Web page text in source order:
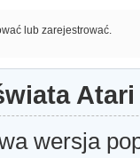
lub zarejestrować.
Atari
wersja